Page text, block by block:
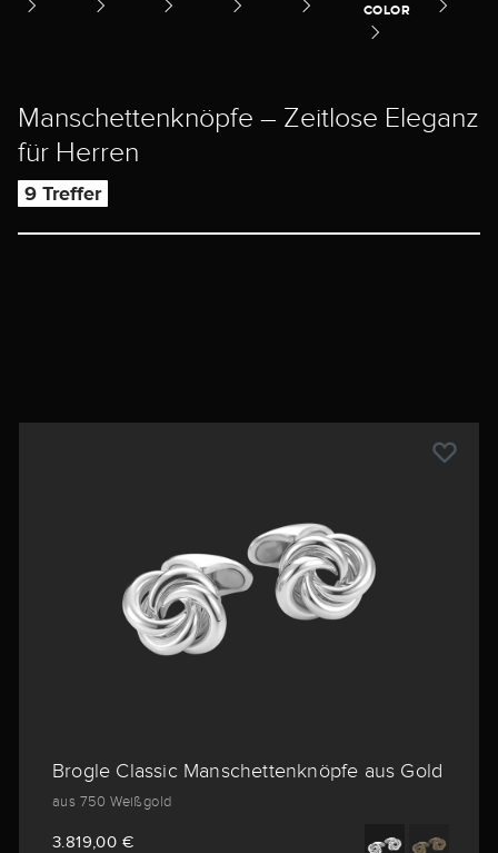
COLOR
Manschettenknöpfe – Zeitlose Eleganz
für Herren
9 Treffer
Brogle Classic Manschettenknöpfe aus Gold
aus 750 Weißgold
3.819,00 €